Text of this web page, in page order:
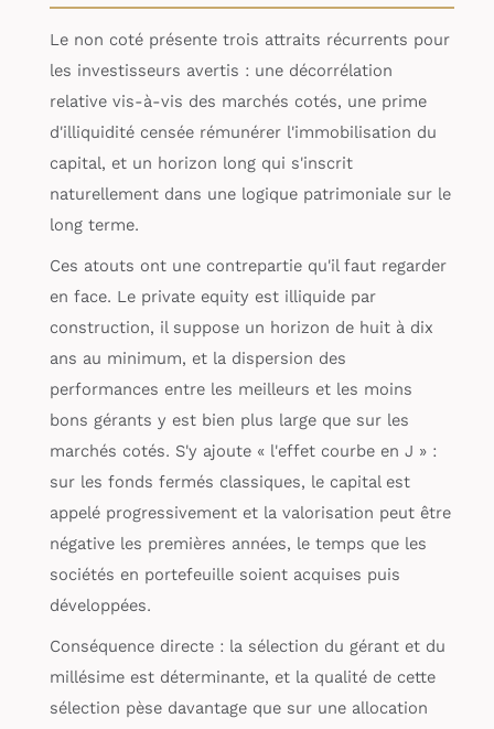
Le non coté présente trois attraits récurrents pour
les investisseurs avertis : une décorrélation
relative vis-à-vis des marchés cotés, une prime
d'illiquidité censée rémunérer l'immobilisation du
capital, et un horizon long qui s'inscrit
naturellement dans une logique patrimoniale sur le
long terme.
Ces atouts ont une contrepartie qu'il faut regarder
en face. Le private equity est illiquide par
construction, il suppose un horizon de huit à dix
ans au minimum, et la dispersion des
performances entre les meilleurs et les moins
bons gérants y est bien plus large que sur les
marchés cotés. S'y ajoute « l'effet courbe en J » :
sur les fonds fermés classiques, le capital est
appelé progressivement et la valorisation peut être
négative les premières années, le temps que les
sociétés en portefeuille soient acquises puis
développées.
Conséquence directe : la sélection du gérant et du
millésime est déterminante, et la qualité de cette
sélection pèse davantage que sur une allocation